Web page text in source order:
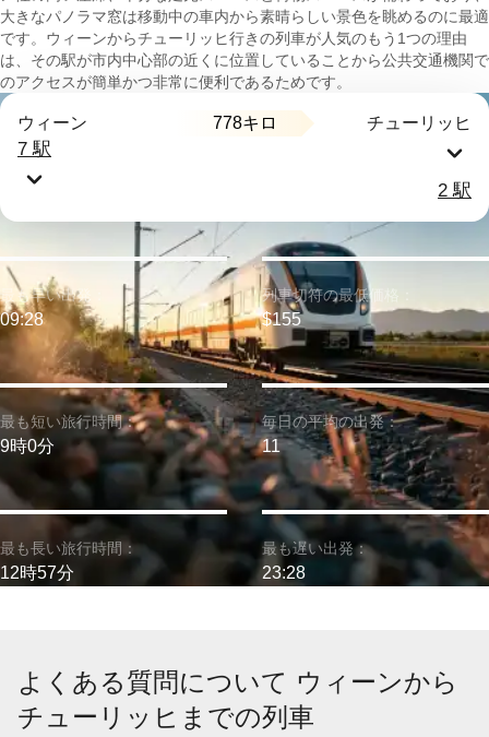
大きなパノラマ窓は移動中の車内から素晴らしい景色を眺めるのに最適
です。ウィーンからチューリッヒ行きの列車が人気のもう1つの理由
は、その駅が市内中心部の近くに位置していることから公共交通機関で
のアクセスが簡単かつ非常に便利であるためです。
ウィーン 778キロ チューリッヒ
7 駅
2 駅
最も短い旅行時間：
9時0分
最も早い出発：
09:28
最も長い旅行時間：
12時57分
列車切符の最低価格：
$155
毎日の平均の出発：
11
最も遅い出発：
23:28
よくある質問について ウィーンから
チューリッヒまでの列車